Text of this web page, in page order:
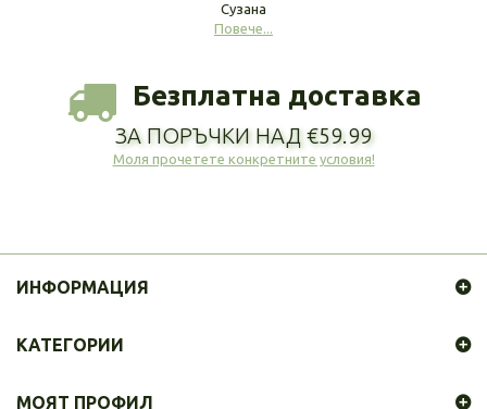
Сузана
Повече...
Безплатна доставка
ЗА ПОРЪЧКИ НАД €59.99
Моля прочетете конкретните условия!
ИНФОРМАЦИЯ
КАТЕГОРИИ
МОЯТ ПРОФИЛ